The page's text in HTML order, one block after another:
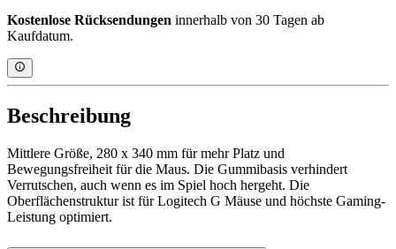
Kostenlose Rücksendungen innerhalb von 30 Tagen ab
Kaufdatum.
Beschreibung
Mittlere Größe, 280 x 340 mm für mehr Platz und
Bewegungsfreiheit für die Maus. Die Gummibasis verhindert
Verrutschen, auch wenn es im Spiel hoch hergeht. Die
Oberflächenstruktur ist für Logitech G Mäuse und höchste Gaming-
Leistung optimiert.